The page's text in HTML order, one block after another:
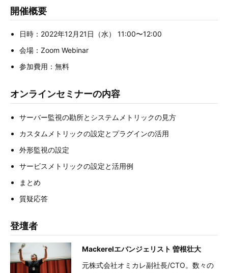
開催概要
日時：2022年12月21日（水） 11:00〜12:00
会場：Zoom Webinar
参加費用：無料
オンラインセミナーの内容
サーバー監視の勘所とシステムメトリックの見方
カスタムメトリックの設定とプラグインの活用
外形監視の設定
サービスメトリックの設定と活用例
まとめ
質疑応答
登壇者
Mackerelエバンジェリスト 曽根壮大
元株式会社オミカレ副社長/CTO。数々の